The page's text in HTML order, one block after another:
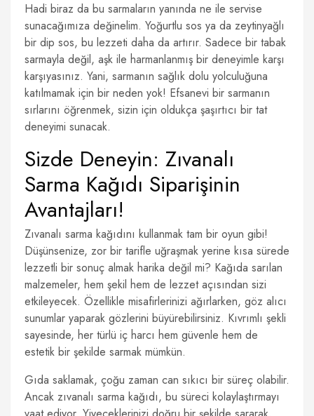
Hadi biraz da bu sarmaların yanında ne ile servise
sunacağımıza değinelim. Yoğurtlu sos ya da zeytinyağlı
bir dip sos, bu lezzeti daha da artırır. Sadece bir tabak
sarmayla değil, aşk ile harmanlanmış bir deneyimle karşı
karşıyasınız. Yani, sarmanın sağlık dolu yolculuğuna
katılmamak için bir neden yok! Efsanevi bir sarmanın
sırlarını öğrenmek, sizin için oldukça şaşırtıcı bir tat
deneyimi sunacak.
Sizde Deneyin: Zıvanalı
Sarma Kağıdı Siparişinin
Avantajları!
Zıvanalı sarma kağıdını kullanmak tam bir oyun gibi!
Düşünsenize, zor bir tarifle uğraşmak yerine kısa sürede
lezzetli bir sonuç almak harika değil mi? Kağıda sarılan
malzemeler, hem şekil hem de lezzet açısından sizi
etkileyecek. Özellikle misafirlerinizi ağırlarken, göz alıcı
sunumlar yaparak gözlerini büyürebilirsiniz. Kıvrımlı şekli
sayesinde, her türlü iç harcı hem güvenle hem de
estetik bir şekilde sarmak mümkün.
Gıda saklamak, çoğu zaman can sıkıcı bir süreç olabilir.
Ancak zıvanalı sarma kağıdı, bu süreci kolaylaştırmayı